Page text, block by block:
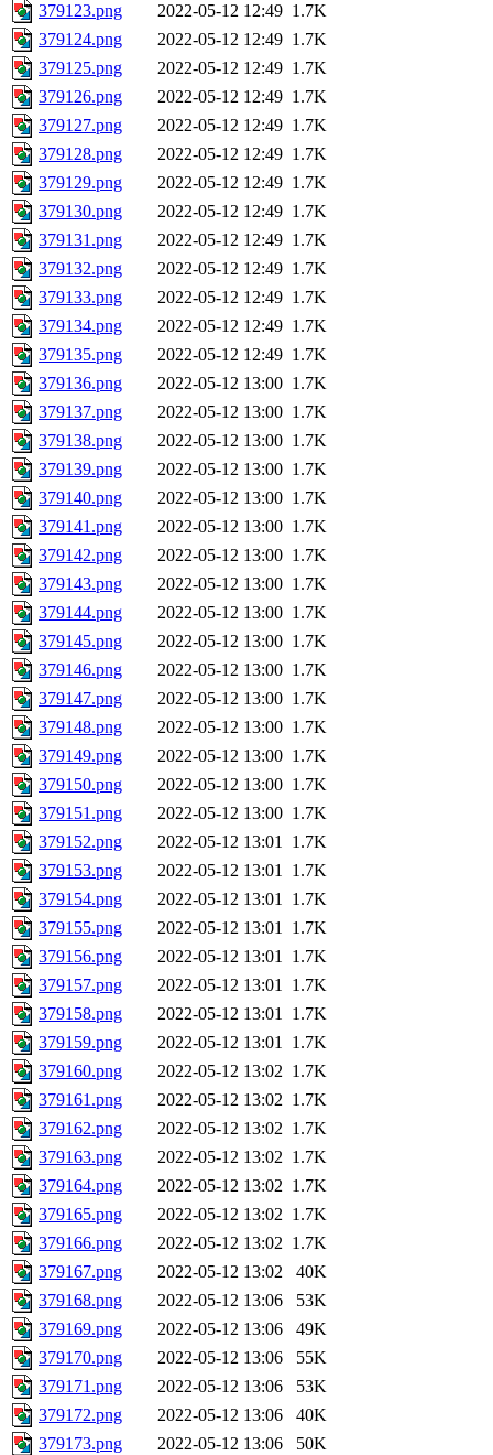
379123.png
2022-05-12 12:49 1.7K
379124.png
2022-05-12 12:49 1.7K
379125.png
2022-05-12 12:49 1.7K
379126.png
2022-05-12 12:49 1.7K
379127.png
2022-05-12 12:49 1.7K
379128.png
2022-05-12 12:49 1.7K
379129.png
2022-05-12 12:49 1.7K
379130.png
2022-05-12 12:49 1.7K
379131.png
2022-05-12 12:49 1.7K
379132.png
2022-05-12 12:49 1.7K
379133.png
2022-05-12 12:49 1.7K
379134.png
2022-05-12 12:49 1.7K
379135.png
2022-05-12 12:49 1.7K
379136.png
2022-05-12 13:00 1.7K
379137.png
2022-05-12 13:00 1.7K
379138.png
2022-05-12 13:00 1.7K
379139.png
2022-05-12 13:00 1.7K
379140.png
2022-05-12 13:00 1.7K
379141.png
2022-05-12 13:00 1.7K
379142.png
2022-05-12 13:00 1.7K
379143.png
2022-05-12 13:00 1.7K
379144.png
2022-05-12 13:00 1.7K
379145.png
2022-05-12 13:00 1.7K
379146.png
2022-05-12 13:00 1.7K
379147.png
2022-05-12 13:00 1.7K
379148.png
2022-05-12 13:00 1.7K
379149.png
2022-05-12 13:00 1.7K
379150.png
2022-05-12 13:00 1.7K
379151.png
2022-05-12 13:00 1.7K
379152.png
2022-05-12 13:01 1.7K
379153.png
2022-05-12 13:01 1.7K
379154.png
2022-05-12 13:01 1.7K
379155.png
2022-05-12 13:01 1.7K
379156.png
2022-05-12 13:01 1.7K
379157.png
2022-05-12 13:01 1.7K
379158.png
2022-05-12 13:01 1.7K
379159.png
2022-05-12 13:01 1.7K
379160.png
2022-05-12 13:02 1.7K
379161.png
2022-05-12 13:02 1.7K
379162.png
2022-05-12 13:02 1.7K
379163.png
2022-05-12 13:02 1.7K
379164.png
2022-05-12 13:02 1.7K
379165.png
2022-05-12 13:02 1.7K
379166.png
2022-05-12 13:02 1.7K
379167.png
2022-05-12 13:02
40K
379168.png
2022-05-12 13:06
53K
379169.png
2022-05-12 13:06
49K
379170.png
2022-05-12 13:06
55K
379171.png
2022-05-12 13:06
53K
379172.png
2022-05-12 13:06
40K
379173.png
2022-05-12 13:06
50K